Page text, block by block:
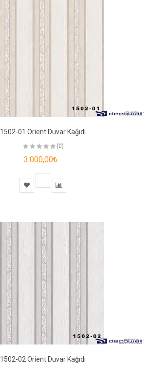
1502-01 Orient Duvar Kağıdı
(0)
3.000,00₺
1502-02 Orient Duvar Kağıdı